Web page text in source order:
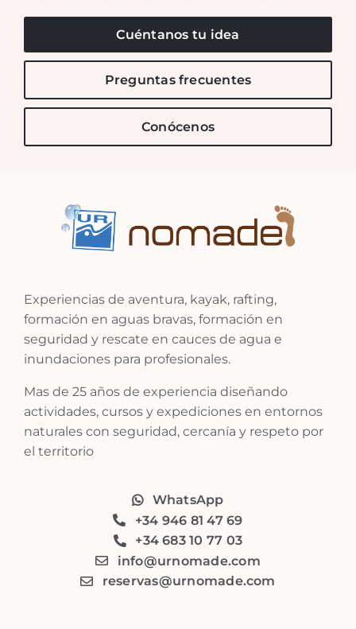
Cuéntanos tu idea
Preguntas frecuentes
Conócenos
Experiencias de aventura, kayak, rafting,
formación en aguas bravas, formación en
seguridad y rescate en cauces de agua e
inundaciones para profesionales.
Mas de 25 años de experiencia diseñando
actividades, cursos y expediciones en entornos
naturales con seguridad, cercanía y respeto por
el territorio
WhatsApp
+34 946 81 47 69
+34 683 10 77 03
info@urnomade.com
reservas@urnomade.com